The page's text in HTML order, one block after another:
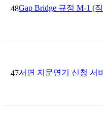
48Gap Bridge 규정 M-1 (
47서면 지문연기 신청 서